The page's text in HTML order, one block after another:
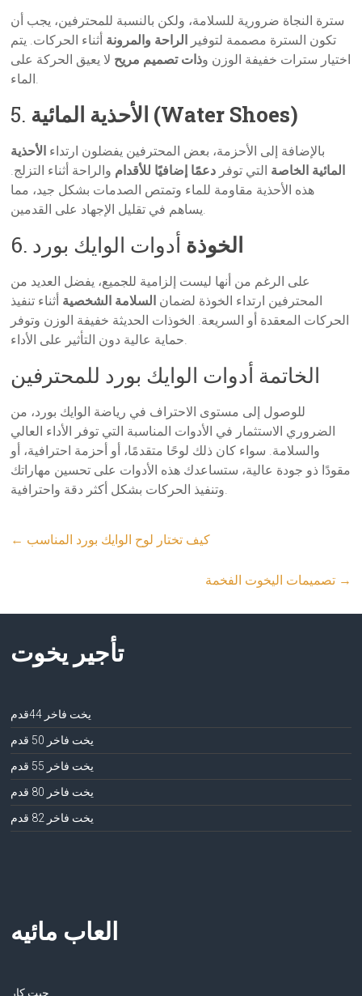
سترة النجاة ضرورية للسلامة، ولكن بالنسبة للمحترفين، يجب أن
تكون السترة مصممة لتوفير الراحة والمرونة أثناء الحركات. يتم
اختيار سترات خفيفة الوزن وذات تصميم مريح لا يعيق الحركة على
الماء.
5. الأحذية المائية (Water Shoes)
بالإضافة إلى الأحزمة، بعض المحترفين يفضلون ارتداء الأحذية
المائية الخاصة التي توفر دعمًا إضافيًا للأقدام والراحة أثناء التزلج.
هذه الأحذية مقاومة للماء وتمتص الصدمات بشكل جيد، مما
يساهم في تقليل الإجهاد على القدمين.
6. الخوذة أدوات الوايك بورد
على الرغم من أنها ليست إلزامية للجميع، يفضل العديد من
المحترفين ارتداء الخوذة لضمان السلامة الشخصية أثناء تنفيذ
الحركات المعقدة أو السريعة. الخوذات الحديثة خفيفة الوزن وتوفر
حماية عالية دون التأثير على الأداء.
الخاتمة أدوات الوايك بورد للمحترفين
للوصول إلى مستوى الاحتراف في رياضة الوايك بورد، من
الضروري الاستثمار في الأدوات المناسبة التي توفر الأداء العالي
والسلامة. سواء كان ذلك لوحًا متقدمًا، أو أحزمة احترافية، أو
مقودًا ذو جودة عالية، ستساعدك هذه الأدوات على تحسين مهاراتك
وتنفيذ الحركات بشكل أكثر دقة واحترافية.
← كيف تختار لوح الوايك بورد المناسب
تصميمات اليخوت الفخمة →
تأجير يخوت
يخت فاخر 44قدم
يخت فاخر 50 قدم
يخت فاخر 55 قدم
يخت فاخر 80 قدم
يخت فاخر 82 قدم
العاب مائيه
جيت كار